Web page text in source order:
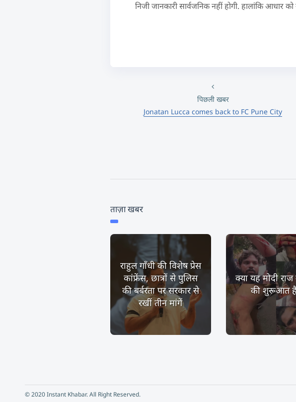
निजी जानकारी सार्वजनिक नहीं होगी. हालांकि
पिछली खबर
Jonatan Lucca comes back to FC Pune City
ताज़ा खबर
राहुल गाँधी की विशेष प्रेस
कांफ्रेंस, छात्रों से पुलिस
की बर्बरता पर सरकार से
रखीं तीन मांगें
क्या यह मोदी
की शुरूआत
© 2020 Instant Khabar. All Right Reserved.